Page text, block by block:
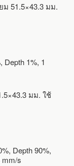
51.5×43.3 มม.
Depth 1%, 1
มม. ใช้
Depth 90%,
mm/s